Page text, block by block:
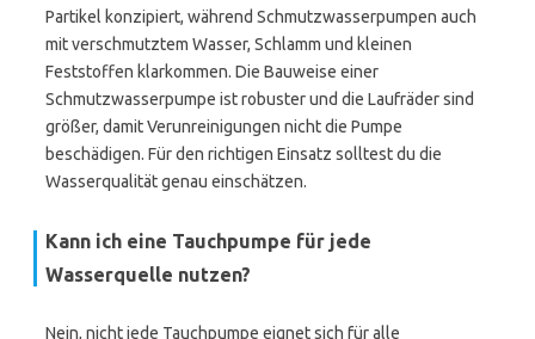
Partikel konzipiert, während Schmutzwasserpumpen auch
mit verschmutztem Wasser, Schlamm und kleinen
Feststoffen klarkommen. Die Bauweise einer
Schmutzwasserpumpe ist robuster und die Laufräder sind
größer, damit Verunreinigungen nicht die Pumpe
beschädigen. Für den richtigen Einsatz solltest du die
Wasserqualität genau einschätzen.
Kann ich eine Tauchpumpe für jede
Wasserquelle nutzen?
Nein, nicht jede Tauchpumpe eignet sich für alle